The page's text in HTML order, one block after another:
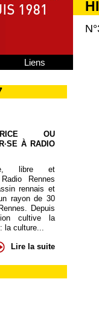
Liens
OU
À RADIO
libre et
Rennes
rennais et
rayon de 30
Depuis
cultive la
la culture...
Lire la suite